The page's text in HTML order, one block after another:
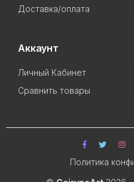
Доставка/оплата
Аккаунт
Личный Кабинет
Сравнить товары
Политика